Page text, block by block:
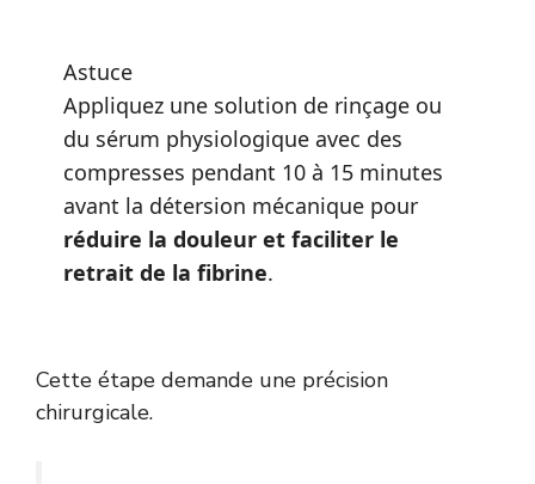
Astuce
Appliquez une solution de rinçage ou
du sérum physiologique avec des
compresses pendant 10 à 15 minutes
avant la détersion mécanique pour
réduire la douleur et faciliter le
retrait de la fibrine.
Cette étape demande une précision
chirurgicale.